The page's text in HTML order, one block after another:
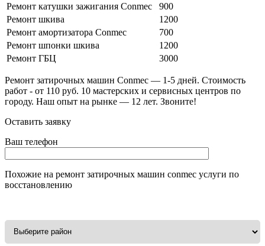
Ремонт катушки зажигания Conmec
900
Ремонт шкива
1200
Ремонт амортизатора Conmec
700
Ремонт шпонки шкива
1200
Ремонт ГБЦ
3000
Ремонт затирочных машин Conmec — 1-5 дней. Стоимость
работ - от 110 руб. 10 мастерских и сервисных центров по
городу. Наш опыт на рынке — 12 лет. Звоните!
Оставить заявку
Ваш телефон
Похожие на ремонт затирочных машин conmec услуги по
восстановлению